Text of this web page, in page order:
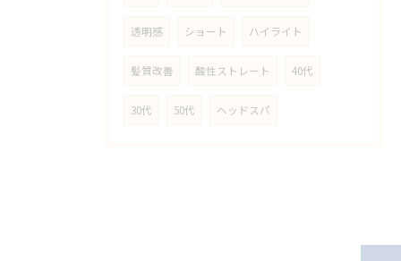
透明感 ショート ハイライト
髪質改善 酸性ストレート 40代
30代 50代 ヘッドスパ